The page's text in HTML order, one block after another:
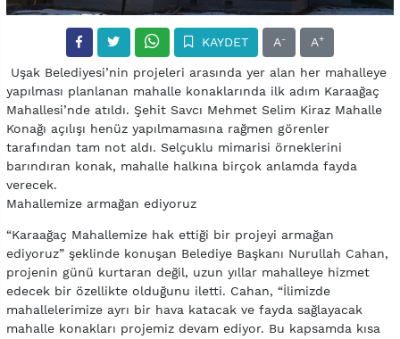
KAYDET A- A+
Uşak Belediyesi’nin projeleri arasında yer alan her mahalleye
yapılması planlanan mahalle konaklarında ilk adım Karaağaç
Mahallesi’nde atıldı. Şehit Savcı Mehmet Selim Kiraz Mahalle
Konağı açılışı henüz yapılmamasına rağmen görenler
tarafından tam not aldı. Selçuklu mimarisi örneklerini
barındıran konak, mahalle halkına birçok anlamda fayda
verecek.
Mahallemize armağan ediyoruz
“Karaağaç Mahallemize hak ettiği bir projeyi armağan
ediyoruz” şeklinde konuşan Belediye Başkanı Nurullah Cahan,
projenin günü kurtaran değil, uzun yıllar mahalleye hizmet
edecek bir özellikte olduğunu iletti. Cahan, “İlimizde
mahallelerimize ayrı bir hava katacak ve fayda sağlayacak
mahalle konakları projemiz devam ediyor. Bu kapsamda kısa